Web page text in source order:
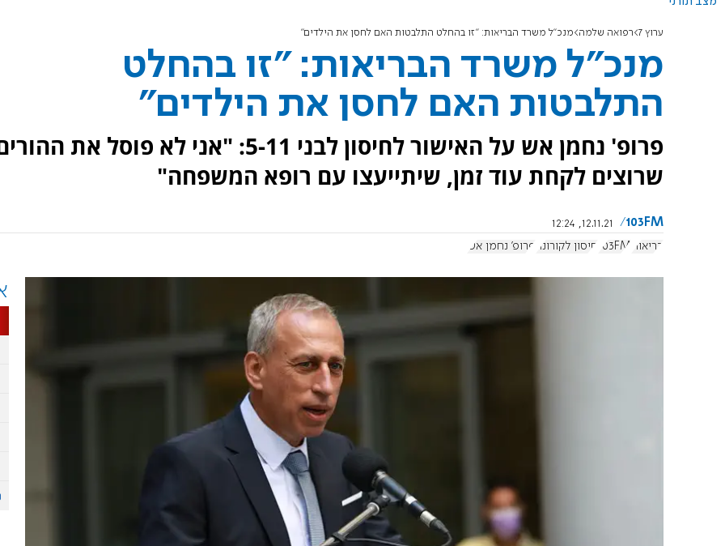
ערוץ 7 רפואה שלמה מנכ"ל משרד הבריאות: "זו בהחלט התלבטות האם לחסן את הילדים"
מנכ"ל משרד הבריאות: "זו בהחלט
התלבטות האם לחסן את הילדים"
פרופ' נחמן אש על האישור לחיסון לבני 5-11: "אני לא פוסל את
שרוצים לקחת עוד זמן, שיתייעצו עם רופא המשפחה"
103FM
12.11.21, 12:24
בריאות
103FM חיסון לקורונה פרופ' נחמן אש